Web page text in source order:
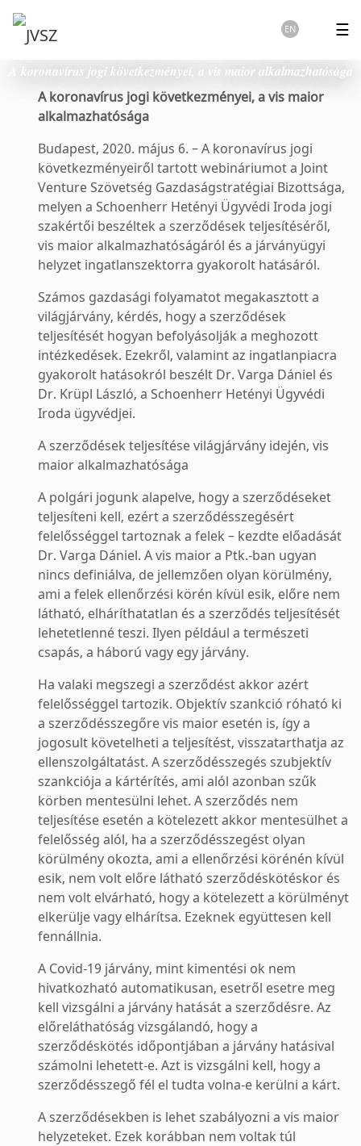
☰
EN
A koronavírus jogi következményei, a vis maior alkalmazhatósága
A koronavírus jogi következményei, a vis maior
alkalmazhatósága
Budapest, 2020. május 6. – A koronavírus jogi
következményeiről tartott webináriumot a Joint
Venture Szövetség Gazdaságstratégiai Bizottsága,
melyen a Schoenherr Hetényi Ügyvédi Iroda jogi
szakértői beszéltek a szerződések teljesítéséről,
vis maior alkalmazhatóságáról és a járványügyi
helyzet ingatlanszektorra gyakorolt hatásáról.
Számos gazdasági folyamatot megakasztott a
világjárvány, kérdés, hogy a szerződések
teljesítését hogyan befolyásolják a meghozott
intézkedések. Ezekről, valamint az ingatlanpiacra
gyakorolt hatásokról beszélt Dr. Varga Dániel és
Dr. Krüpl László, a Schoenherr Hetényi Ügyvédi
Iroda ügyvédjei.
A szerződések teljesítése világjárvány idején, vis
maior alkalmazhatósága
A polgári jogunk alapelve, hogy a szerződéseket
teljesíteni kell, ezért a szerződésszegésért
felelősséggel tartoznak a felek – kezdte előadását
Dr. Varga Dániel. A vis maior a Ptk.-ban ugyan
nincs definiálva, de jellemzően olyan körülmény,
ami a felek ellenőrzési körén kívül esik, előre nem
látható, elháríthatatlan és a szerződés teljesítését
lehetetlenné teszi. Ilyen például a természeti
csapás, a háború vagy egy járvány.
Ha valaki megszegi a szerződést akkor azért
felelősséggel tartozik. Objektív szankció róható ki
a szerződésszegőre vis maior esetén is, így a
jogosult követelheti a teljesítést, visszatarthatja az
ellenszolgáltatást. A szerződésszegés szubjektív
szankciója a kártérítés, ami alól azonban szűk
körben mentesülni lehet. A szerződés nem
teljesítése esetén a kötelezett akkor mentesülhet a
felelősség alól, ha a szerződésszegést olyan
körülmény okozta, ami a ellenőrzési körénén kívül
esik, nem volt előre látható szerződéskötéskor és
nem volt elvárható, hogy a kötelezett a körülményt
elkerülje vagy elhárítsa. Ezeknek együttesen kell
fennállnia.
A Covid-19 járvány, mint kimentési ok nem
hivatkozható automatikusan, esetről esetre meg
kell vizsgálni a járvány hatását a szerződésre. Az
előreláthatóság vizsgálandó, hogy a
szerződéskötés időpontjában a járvány hatásival
számolni lehetett-e. Azt is vizsgálni kell, hogy a
szerződésszegő fél el tudta volna-e kerülni a kárt.
A szerződésekben is lehet szabályozni a vis maior
helyzeteket. Ezek korábban nem voltak túl